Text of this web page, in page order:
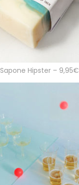
Sapone Hipster – 9,95€